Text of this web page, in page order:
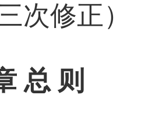
次修正）
总 则